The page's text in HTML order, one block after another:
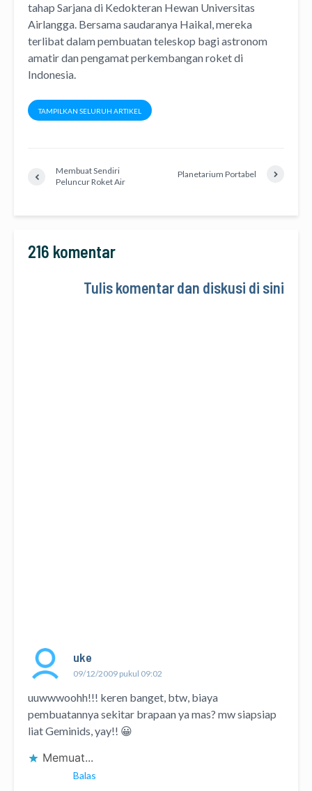
tahap Sarjana di Kedokteran Hewan Universitas
Airlangga. Bersama saudaranya Haikal, mereka
terlibat dalam pembuatan teleskop bagi astronom
amatir dan pengamat perkembangan roket di
Indonesia.
TAMPILKAN SELURUH ARTIKEL
Membuat Sendiri
Peluncur Roket Air
Planetarium Portabel
216 komentar
Tulis komentar dan diskusi di sini
uke
09/12/2009 pukul 09:02
uuwwwoohh!!! keren banget, btw, biaya
pembuatannya sekitar brapaan ya mas? mw siapsiap
liat Geminids, yay!! 😀
Memuat...
Balas